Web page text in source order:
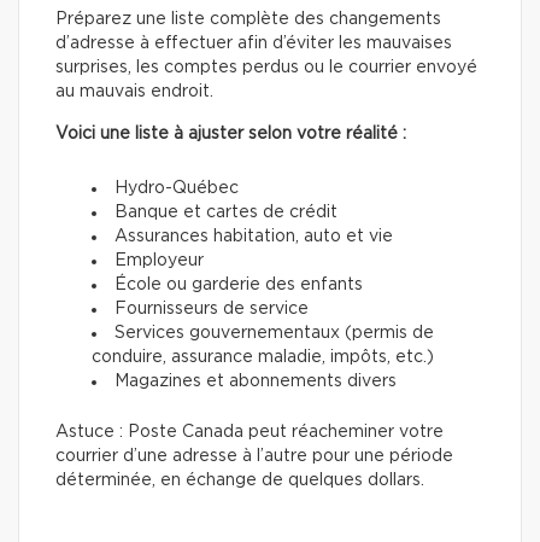
Préparez une liste complète des changements
d’adresse à effectuer afin d’éviter les mauvaises
surprises, les comptes perdus ou le courrier envoyé
au mauvais endroit.
Voici une liste à ajuster selon votre réalité :
Hydro-Québec
Banque et cartes de crédit
Assurances habitation, auto et vie
Employeur
École ou garderie des enfants
Fournisseurs de service
Services gouvernementaux (permis de
conduire, assurance maladie, impôts, etc.)
Magazines et abonnements divers
Astuce : Poste Canada peut réacheminer votre
courrier d’une adresse à l’autre pour une période
déterminée, en échange de quelques dollars.